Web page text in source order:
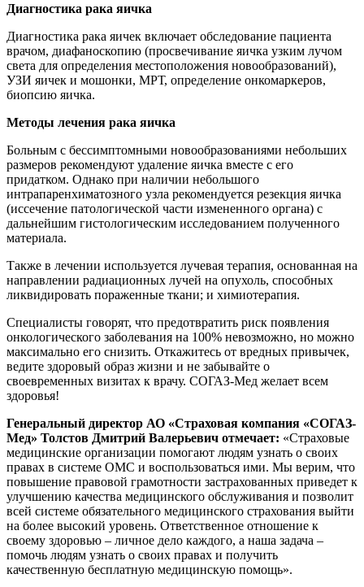
Диагностика рака яичка
Диагностика рака яичек включает обследование пациента
врачом, диафаноскопию (просвечивание яичка узким лучом
света для определения местоположения новообразований),
УЗИ яичек и мошонки, МРТ, определение онкомаркеров,
биопсию яичка.
Методы лечения рака яичка
Больным с бессимптомными новообразованиями небольших
размеров рекомендуют удаление яичка вместе с его
придатком. Однако при наличии небольшого
интрапаренхиматозного узла рекомендуется резекция яичка
(иссечение патологической части измененного органа) с
дальнейшим гистологическим исследованием полученного
материала.
Также в лечении используется лучевая терапия, основанная на
направлении радиационных лучей на опухоль, способных
ликвидировать пораженные ткани; и химиотерапия.
Специалисты говорят, что предотвратить риск появления
онкологического заболевания на 100% невозможно, но можно
максимально его снизить. Откажитесь от вредных привычек,
ведите здоровый образ жизни и не забывайте о
своевременных визитах к врачу. СОГАЗ-Мед желает всем
здоровья!
Генеральный директор АО «Страховая компания «СОГАЗ-
Мед» Толстов Дмитрий Валерьевич отмечает: «Страховые
медицинские организации помогают людям узнать о своих
правах в системе ОМС и воспользоваться ими. Мы верим, что
повышение правовой грамотности застрахованных приведет к
улучшению качества медицинского обслуживания и позволит
всей системе обязательного медицинского страхования выйти
на более высокий уровень. Ответственное отношение к
своему здоровью – личное дело каждого, а наша задача –
помочь людям узнать о своих правах и получить
качественную бесплатную медицинскую помощь».